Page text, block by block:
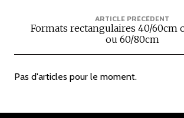
ARTICLE PRÉCÉDENT
Formats rectangulaires 40/60cm
ou 60/80cm
Pas d'articles pour le moment.